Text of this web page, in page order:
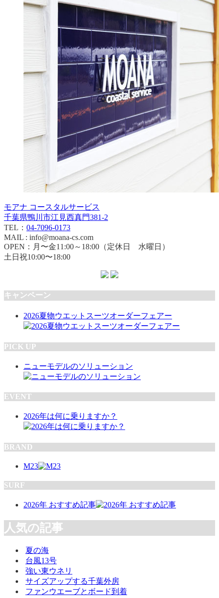
モアナ コースタルサービス
千葉県鴨川市江見西真門381-2
TEL： 04-7096-0173
MAIL : info@moana-cs.com
OPEN：月〜金11:00～18:00（定休日 水曜日）
土日祝10:00〜18:00
キャンペーン
2026夏物ウエットスーツオーダーフェアー
PICK UP
ニューモデルのソリューション
EVENT
2026年は何に乗りますか？
BRAND
M23
SURF
2026年 おすすめ記事
人気の記事
夏の海
台風13号
強い東ウネリ
サイズアップする千葉外房
ファンウエーブとボード到着